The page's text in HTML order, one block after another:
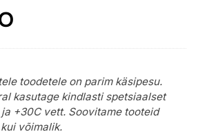
toodetele on parim käsipesu.
kasutage kindlasti spetsiaalset
+30C vett. Soovitame tooteid
võimalik.